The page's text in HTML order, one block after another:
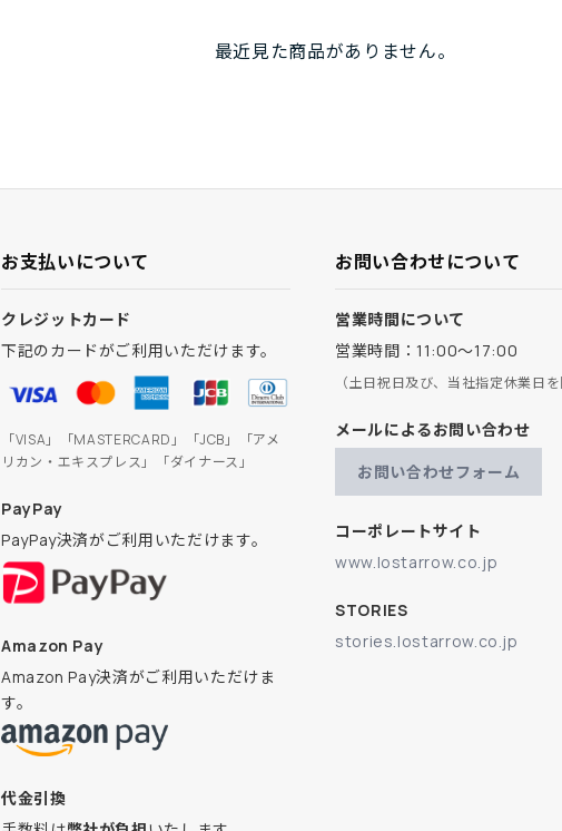
最近見た商品がありません。
お支払いについて
クレジットカード
下記のカードがご利用いただけます。
「VISA」「MASTERCARD」「JCB」「アメ
リカン・エキスプレス」「ダイナース」
PayPay
PayPay決済がご利用いただけます。
Amazon Pay
Amazon Pay決済がご利用いただけま
す。
代金引換
お問い合わせについて
営業時間について
営業時間：11:00～17:00
（土日祝日及び、当社指定休業日
メールによるお問い合わせ
お問い合わせフォーム
コーポレートサイト
www.lostarrow.co.jp
STORIES
stories.lostarrow.co.jp